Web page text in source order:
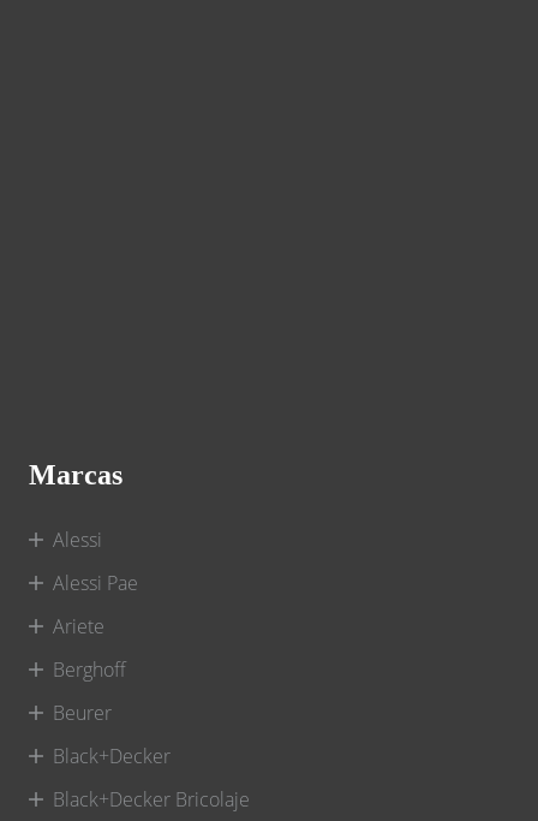
Marcas
Alessi
Alessi Pae
Ariete
Berghoff
Beurer
Black+Decker
Black+Decker Bricolaje